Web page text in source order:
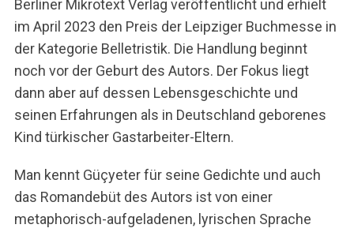
Berliner Mikrotext Verlag veröffentlicht und erhielt
im April 2023 den Preis der Leipziger Buchmesse in
der Kategorie Belletristik. Die Handlung beginnt
noch vor der Geburt des Autors. Der Fokus liegt
dann aber auf dessen Lebensgeschichte und
seinen Erfahrungen als in Deutschland geborenes
Kind türkischer Gastarbeiter-Eltern.
Man kennt Güçyeter für seine Gedichte und auch
das Romandebüt des Autors ist von einer
metaphorisch-aufgeladenen, lyrischen Sprache